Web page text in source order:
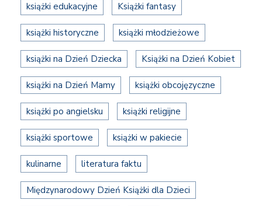
książki edukacyjne Książki fantasy
książki historyczne książki młodzieżowe
książki na Dzień Dziecka Książki na Dzień Kobiet
książki na Dzień Mamy książki obcojęzyczne
książki po angielsku książki religijne
książki sportowe książki w pakiecie
kulinarne literatura faktu
Międzynarodowy Dzień Książki dla Dzieci